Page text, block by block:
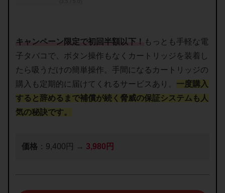
キャンペーン限定で初回半額以下！
もっとも手軽な電
子タバコで、ボタン操作もなくカートリッジを装着し
たら吸うだけの簡単操作。手間になるカートリッジの
購入も定期的に届けてくれるサービスあり。 一度購入
すると辞めるまで補償が続く脅威の保証システムも人
気の秘訣です。
価格：9,400円 → 3,980円